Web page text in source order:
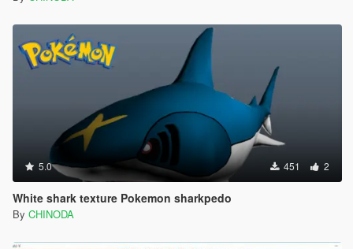
5.0 451 2
White shark texture Pokemon sharkpedo
By CHINODA